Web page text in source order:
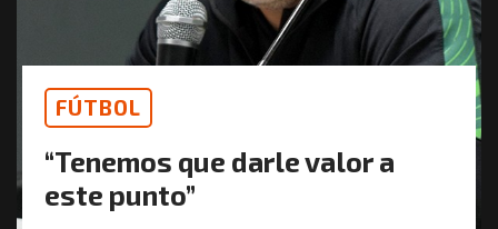
FÚTBOL
“Tenemos que darle valor a
este punto”